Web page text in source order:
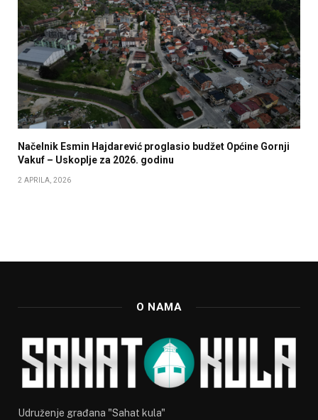
Načelnik Esmin Hajdarević proglasio budžet Općine Gornji
Vakuf – Uskoplje za 2026. godinu
2 APRILA, 2026
O NAMA
Udruženje građana "Sahat kula"